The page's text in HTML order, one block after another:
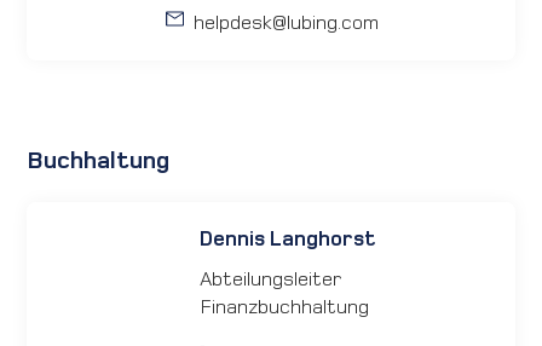
helpdesk@lubing.com
Buchhaltung
Dennis Langhorst
Abteilungsleiter
Finanzbuchhaltung